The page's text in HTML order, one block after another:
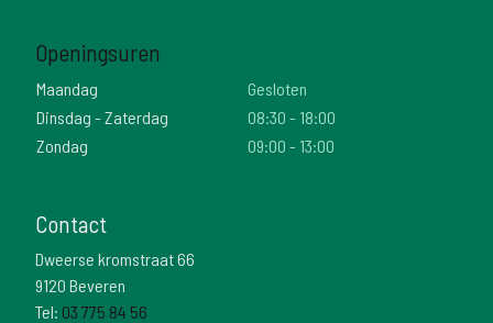
Openingsuren
Maandag
Gesloten
Dinsdag - Zaterdag
08:30 - 18:00
Zondag
09:00 - 13:00
Contact
Dweerse kromstraat 66
9120 Beveren
Tel: 03 775 84 56